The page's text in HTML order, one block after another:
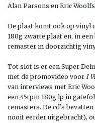
Alan Parsons en Eric
De plaat komt ook op vinyl
180g zwarte plaat en, in
remaster in doorzichtig
Tot slot is er een Super
met de promovideo voor I
van interviews met Eric
een 45rpm 180g lp in
remasters. De cd’s
nooit eerder uitgebracht),